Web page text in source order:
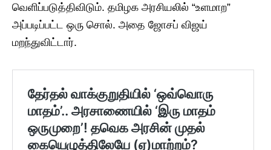
வெளிப்படுத்திவிடும். தமிழக அரசியலில் “உளமாற”
அப்படிப்பட்ட ஒரு சொல். அதை ஜோசப் விஜய்
மறந்துவிட்டார்.